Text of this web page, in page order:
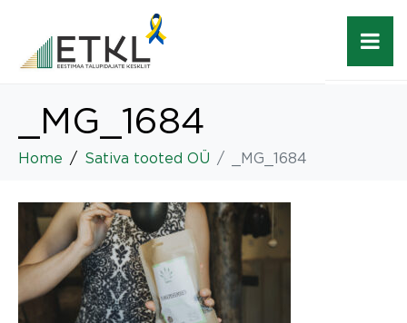
_MG_1684
Home Sativa tooted OÜ _MG_1684